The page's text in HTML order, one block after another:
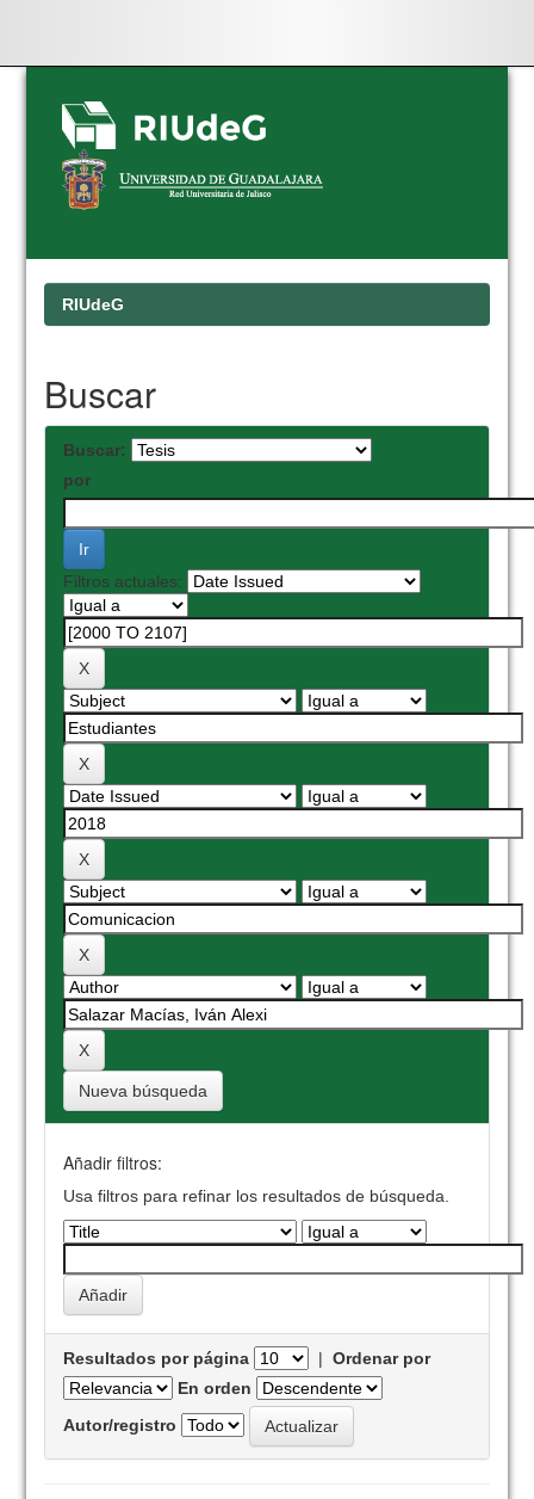
Skip
navigation
RIUdeG
Buscar
Buscar:
por
Filtros actuales:
Nueva búsqueda
Añadir filtros:
Usa filtros para refinar los resultados de búsqueda.
Resultados por página |Ordenar por
En orden
Autor/registro